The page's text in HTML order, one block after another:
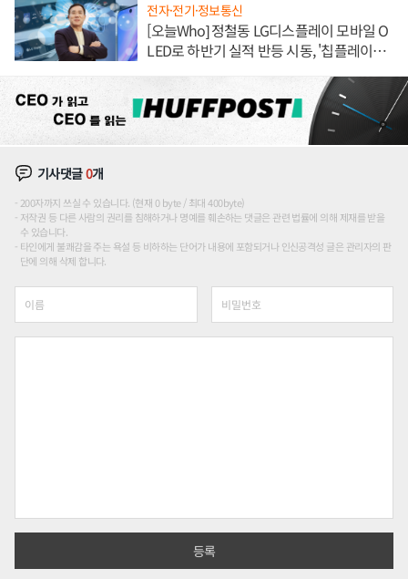
전자·전기·정보통신
[오늘Who] 정철동 LG디스플레이 모바일 O
LED로 하반기 실적 반등 시동, '칩플레이
기사댓글0개
200자까지 쓰실 수 있습니다. (현재 0 byte / 최대 400byte)
저작권 등 다른 사람의 권리를 침해하거나 명예를 훼손하는 댓글은 관련 법률에 의해 제재를 받을
수 있습니다.
타인에게 불쾌감을 주는 욕설 등 비하하는 단어가 내용에 포함되거나 인신공격성 글은 관리자의 판
단에 의해 삭제 합니다.